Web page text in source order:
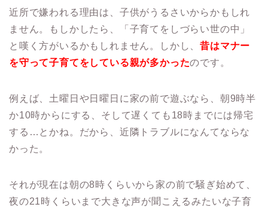
近所で嫌われる理由は、子供がうるさいからかもしれ
ません。もしかしたら、「子育てをしづらい世の中」
と嘆く方がいるかもしれません。しかし、昔はマナー
を守って子育てをしている親が多かったのです。
例えば、土曜日や日曜日に家の前で遊ぶなら、朝9時半
か10時からにする、そして遅くても18時までには帰宅
する…とかね。だから、近隣トラブルになんてならな
かった。
それが現在は朝の8時くらいから家の前で騒ぎ始めて、
夜の21時くらいまで大きな声が聞こえるみたいな子育